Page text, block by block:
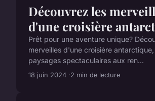
Découvrez les
d'une croisière
Prêt pour une aventure unique?
merveilles d'une croisière
paysages spectaculaires aux ren...
18 juin 2024 2 min de lecture